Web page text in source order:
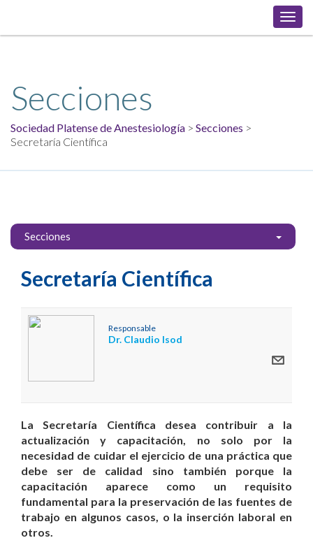
Secciones
Sociedad Platense de Anestesiología > Secciones >
Secretaría Científica
Secciones
Secretaría Científica
Responsable
Dr. Claudio Isod
La Secretaría Científica desea contribuir a la
actualización y capacitación, no solo por la
necesidad de cuidar el ejercicio de una práctica que
debe ser de calidad sino también porque la
capacitación aparece como un requisito
fundamental para la preservación de las fuentes de
trabajo en algunos casos, o la inserción laboral en
otros.